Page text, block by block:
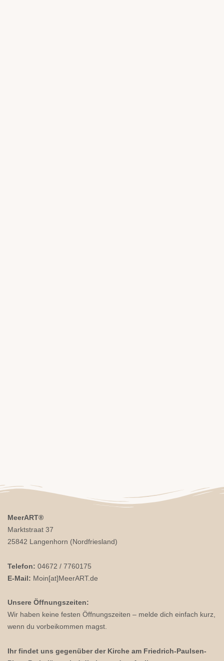
MeerART®
Marktstraat 37
25842 Langenhorn (Nordfriesland)
Telefon: 04672 / 7760175
E-Mail: Moin[at]MeerART.de
Unsere Öffnungszeiten:
Wir haben keine festen Öffnungszeiten – melde dich einfach kurz,
wenn du vorbeikommen magst.
Ihr findet uns gegenüber der Kirche am Friedrich-Paulsen-